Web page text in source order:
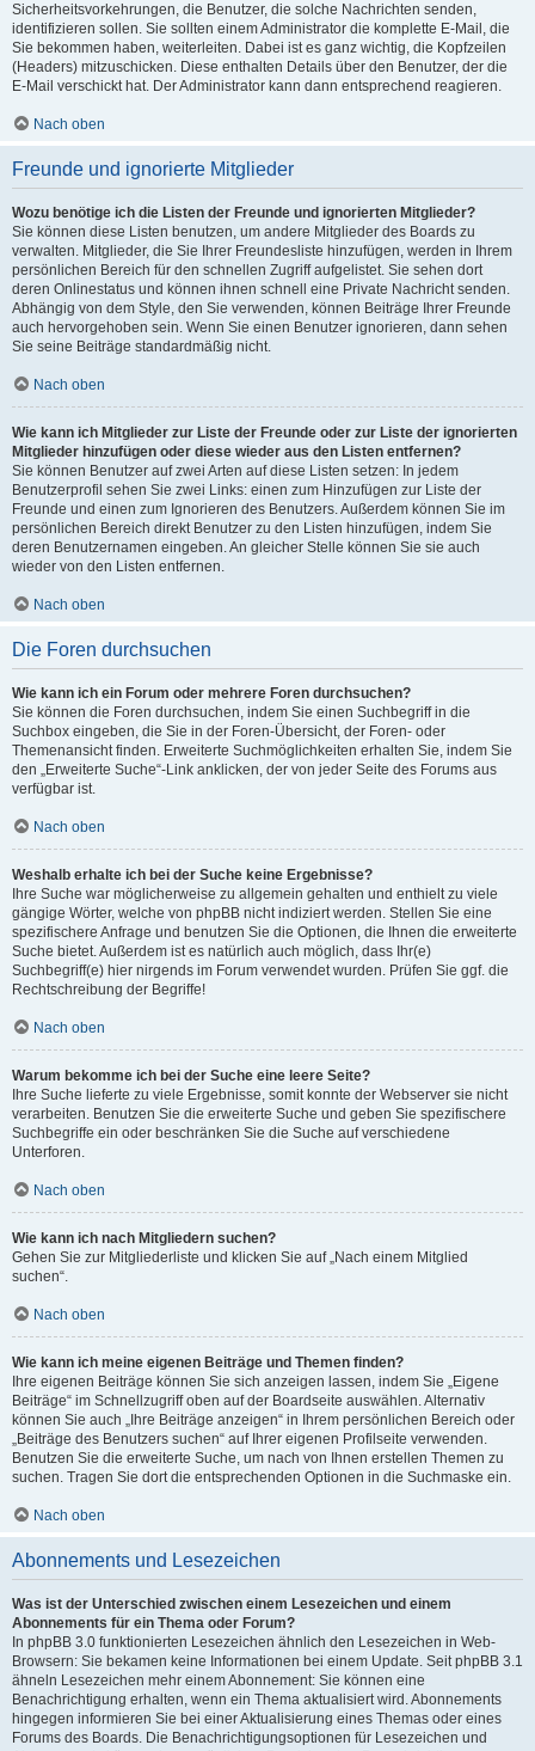
Sicherheitsvorkehrungen, die Benutzer, die solche Nachrichten senden,
identifizieren sollen. Sie sollten einem Administrator die komplette E-Mail, die
Sie bekommen haben, weiterleiten. Dabei ist es ganz wichtig, die Kopfzeilen
(Headers) mitzuschicken. Diese enthalten Details über den Benutzer, der die
E-Mail verschickt hat. Der Administrator kann dann entsprechend reagieren.
Nach oben
Freunde und ignorierte Mitglieder
Wozu benötige ich die Listen der Freunde und ignorierten Mitglieder?
Sie können diese Listen benutzen, um andere Mitglieder des Boards zu
verwalten. Mitglieder, die Sie Ihrer Freundesliste hinzufügen, werden in Ihrem
persönlichen Bereich für den schnellen Zugriff aufgelistet. Sie sehen dort
deren Onlinestatus und können ihnen schnell eine Private Nachricht senden.
Abhängig von dem Style, den Sie verwenden, können Beiträge Ihrer Freunde
auch hervorgehoben sein. Wenn Sie einen Benutzer ignorieren, dann sehen
Sie seine Beiträge standardmäßig nicht.
Nach oben
Wie kann ich Mitglieder zur Liste der Freunde oder zur Liste der ignorierten
Mitglieder hinzufügen oder diese wieder aus den Listen entfernen?
Sie können Benutzer auf zwei Arten auf diese Listen setzen: In jedem
Benutzerprofil sehen Sie zwei Links: einen zum Hinzufügen zur Liste der
Freunde und einen zum Ignorieren des Benutzers. Außerdem können Sie im
persönlichen Bereich direkt Benutzer zu den Listen hinzufügen, indem Sie
deren Benutzernamen eingeben. An gleicher Stelle können Sie sie auch
wieder von den Listen entfernen.
Nach oben
Die Foren durchsuchen
Wie kann ich ein Forum oder mehrere Foren durchsuchen?
Sie können die Foren durchsuchen, indem Sie einen Suchbegriff in die
Suchbox eingeben, die Sie in der Foren-Übersicht, der Foren- oder
Themenansicht finden. Erweiterte Suchmöglichkeiten erhalten Sie, indem Sie
den „Erweiterte Suche“-Link anklicken, der von jeder Seite des Forums aus
verfügbar ist.
Nach oben
Weshalb erhalte ich bei der Suche keine Ergebnisse?
Ihre Suche war möglicherweise zu allgemein gehalten und enthielt zu viele
gängige Wörter, welche von phpBB nicht indiziert werden. Stellen Sie eine
spezifischere Anfrage und benutzen Sie die Optionen, die Ihnen die erweiterte
Suche bietet. Außerdem ist es natürlich auch möglich, dass Ihr(e)
Suchbegriff(e) hier nirgends im Forum verwendet wurden. Prüfen Sie ggf. die
Rechtschreibung der Begriffe!
Nach oben
Warum bekomme ich bei der Suche eine leere Seite?
Ihre Suche lieferte zu viele Ergebnisse, somit konnte der Webserver sie nicht
verarbeiten. Benutzen Sie die erweiterte Suche und geben Sie spezifischere
Suchbegriffe ein oder beschränken Sie die Suche auf verschiedene
Unterforen.
Nach oben
Wie kann ich nach Mitgliedern suchen?
Gehen Sie zur Mitgliederliste und klicken Sie auf „Nach einem Mitglied
suchen“.
Nach oben
Wie kann ich meine eigenen Beiträge und Themen finden?
Ihre eigenen Beiträge können Sie sich anzeigen lassen, indem Sie „Eigene
Beiträge“ im Schnellzugriff oben auf der Boardseite auswählen. Alternativ
können Sie auch „Ihre Beiträge anzeigen“ in Ihrem persönlichen Bereich oder
„Beiträge des Benutzers suchen“ auf Ihrer eigenen Profilseite verwenden.
Benutzen Sie die erweiterte Suche, um nach von Ihnen erstellen Themen zu
suchen. Tragen Sie dort die entsprechenden Optionen in die Suchmaske ein.
Nach oben
Abonnements und Lesezeichen
Was ist der Unterschied zwischen einem Lesezeichen und einem
Abonnements für ein Thema oder Forum?
In phpBB 3.0 funktionierten Lesezeichen ähnlich den Lesezeichen in Web-
Browsern: Sie bekamen keine Informationen bei einem Update. Seit phpBB 3.1
ähneln Lesezeichen mehr einem Abonnement: Sie können eine
Benachrichtigung erhalten, wenn ein Thema aktualisiert wird. Abonnements
hingegen informieren Sie bei einer Aktualisierung eines Themas oder eines
Forums des Boards. Die Benachrichtigungsoptionen für Lesezeichen und